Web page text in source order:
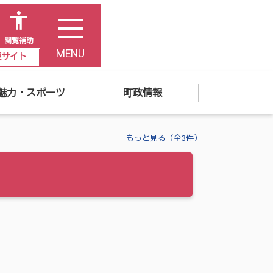
閲覧補助
イト MENU
力・スポーツ 町政情報
もっと見る（全3件）